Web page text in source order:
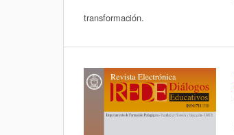
transformación.